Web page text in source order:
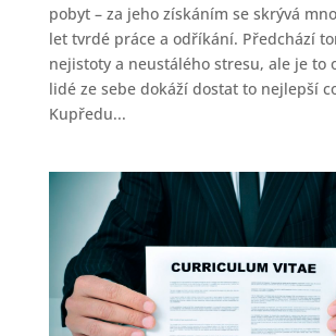
pobyt – za jeho získáním se skrývá
let tvrdé práce a odříkání. Předchází
nejistoty a neustálého stresu, ale je to
lidé ze sebe dokáží dostat to nejlepší
Kupředu...